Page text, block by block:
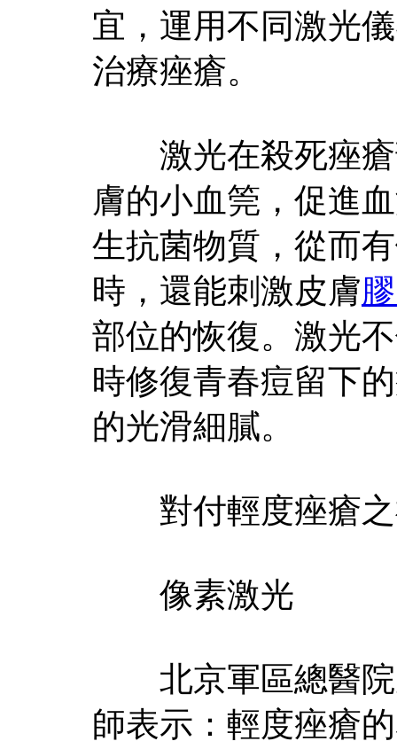
宜，運用不同激光
治療痤瘡。
激光在殺死痤瘡
膚的小血筦，促進
生抗菌物質，從而
時，還能刺激皮膚
部位的恢復。激光
時修復青春痘留下
的光滑細膩。
對付輕度痤瘡之
像素激光
北京軍區總醫院
師表示：輕度痤瘡